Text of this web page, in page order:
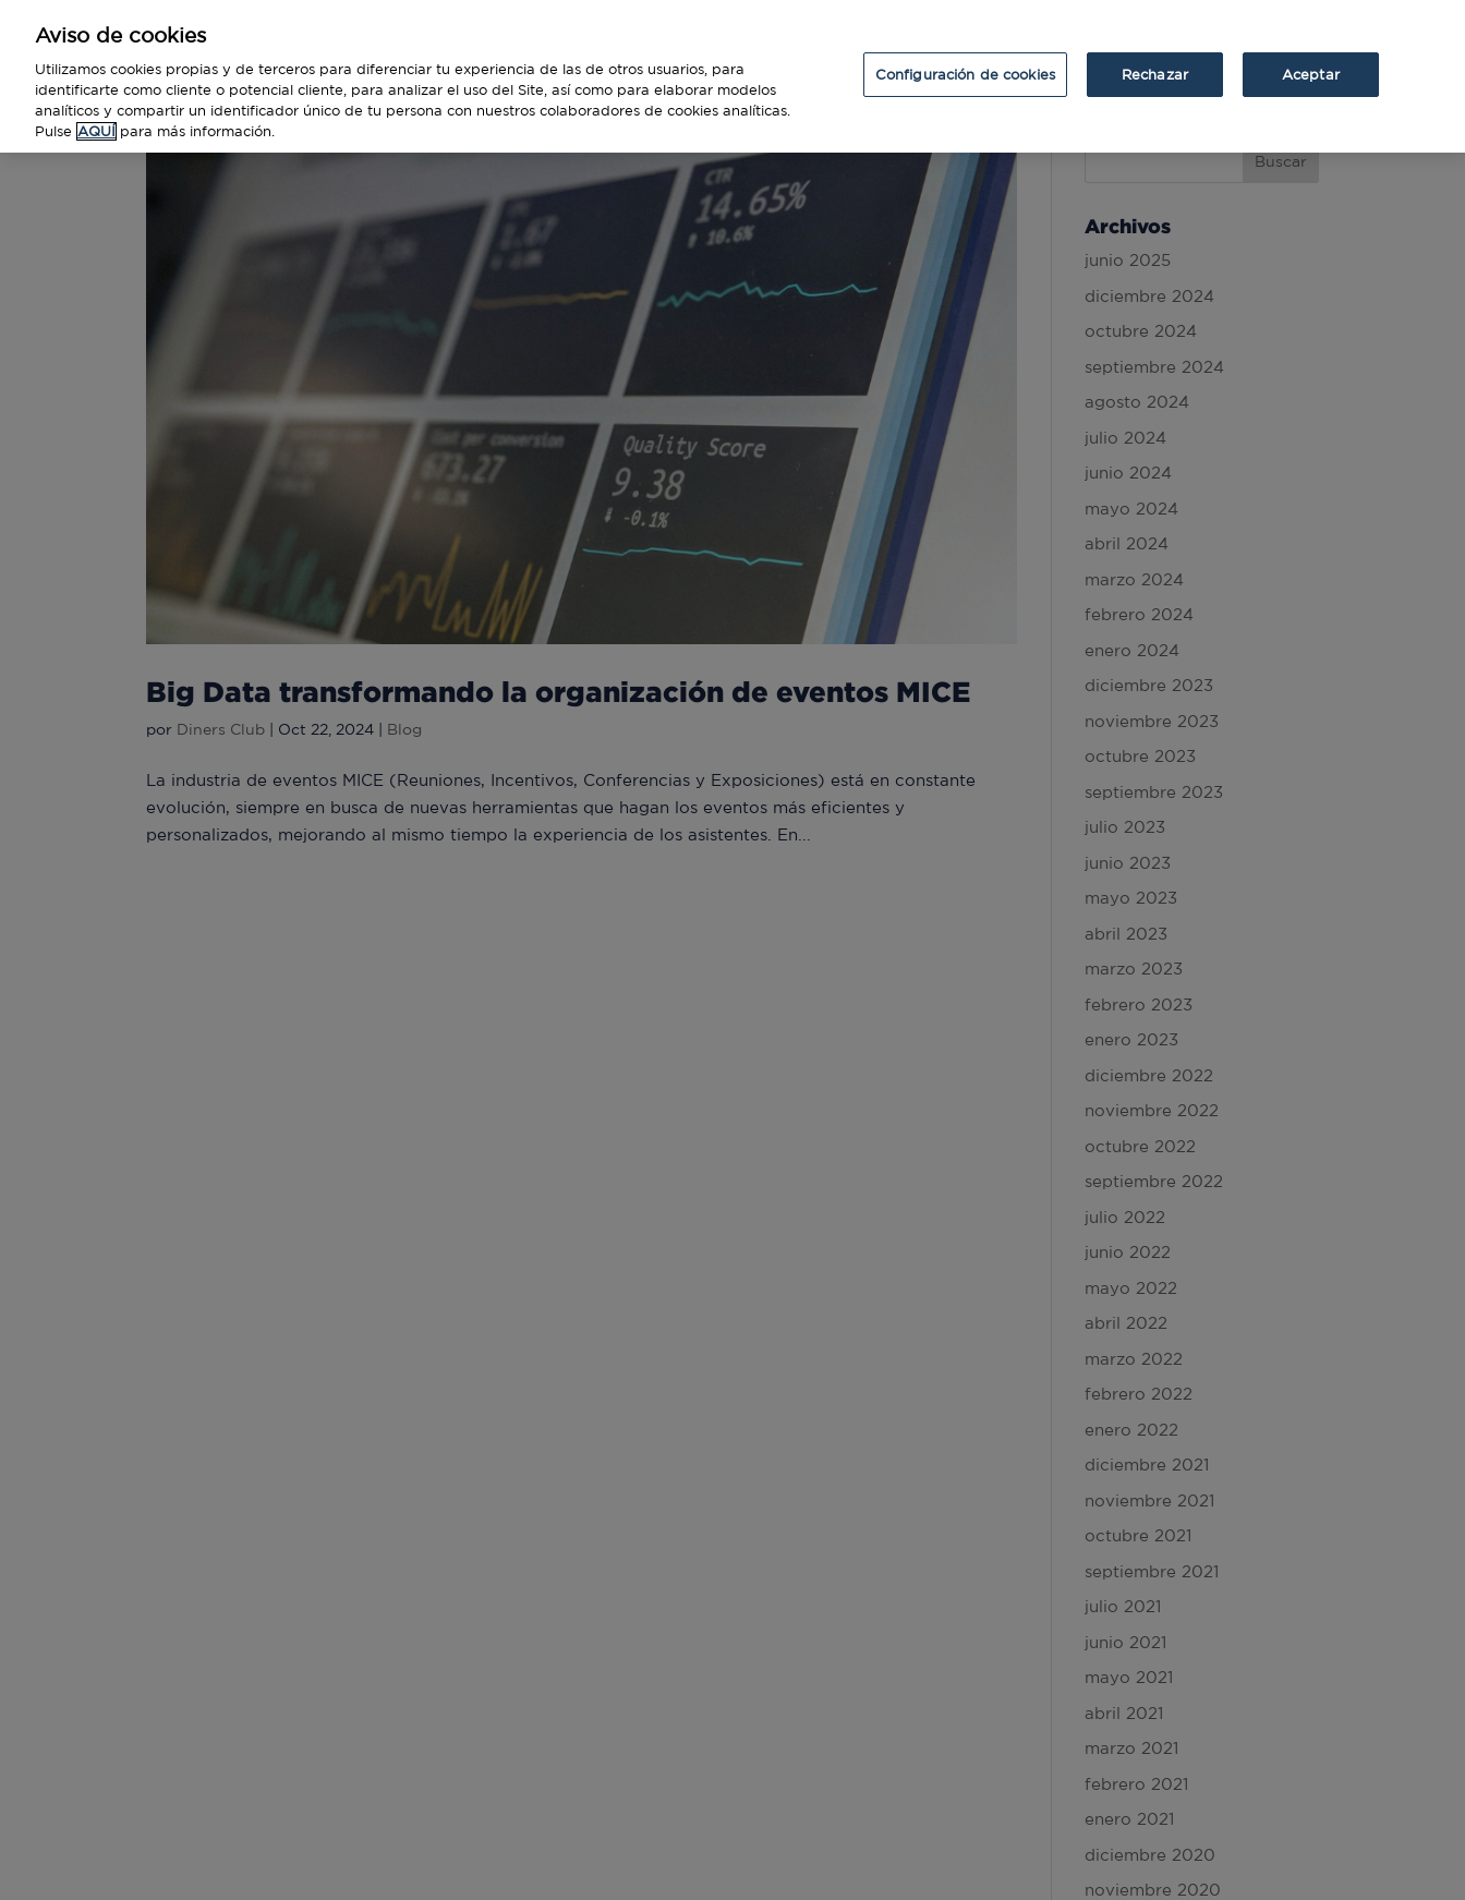
Big Data transformando la organización de eventos MICE
por Diners Club Oct 22, 2024 Blog
La industria de eventos MICE (Reuniones, Incentivos, Conferencias y Exposiciones) está en constante
evolución, siempre en busca de nuevas herramientas que hagan los eventos más eficientes y
personalizados, mejorando al mismo tiempo la experiencia de los asistentes. En...
Archivos
junio 2025
diciembre 2024
octubre 2024
septiembre 2024
agosto 2024
julio 2024
junio 2024
mayo 2024
abril 2024
marzo 2024
febrero 2024
enero 2024
diciembre 2023
noviembre 2023
octubre 2023
septiembre 2023
julio 2023
junio 2023
mayo 2023
abril 2023
marzo 2023
febrero 2023
enero 2023
diciembre 2022
noviembre 2022
octubre 2022
septiembre 2022
julio 2022
junio 2022
mayo 2022
abril 2022
marzo 2022
febrero 2022
enero 2022
diciembre 2021
noviembre 2021
octubre 2021
septiembre 2021
julio 2021
junio 2021
mayo 2021
abril 2021
marzo 2021
febrero 2021
enero 2021
diciembre 2020
noviembre 2020
Aviso de cookies
Utilizamos cookies propias y de terceros para diferenciar tu experiencia de las de otros usuarios, para
identificarte como cliente o potencial cliente, para analizar el uso del Site, así como para elaborar modelos
analíticos y compartir un identificador único de tu persona con nuestros colaboradores de cookies analíticas.
Pulse AQUÍ para más información.
Configuración de cookies Rechazar Aceptar